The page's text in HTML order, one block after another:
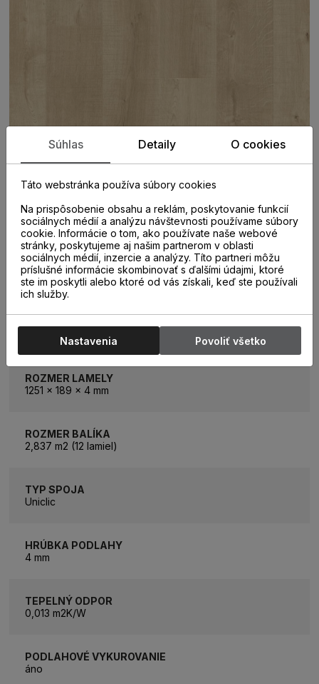
PARAMETRE
Vinylová podlaha
ROZMER LAMELY
1251 x 189 x 4 mm
ROZMER BALÍKA
2,837 m2 (12 lamiel)
TYP SPOJA
Uniclic
HRÚBKA PODLAHY
4 mm
TEPELNÝ ODPOR
0,013 m2K/W
PODLAHOVÉ VYKUROVANIE
áno
Súhlas Detaily O cookies
Táto webstránka používa súbory cookies
Na prispôsobenie obsahu a reklám, poskytovanie funkcií
sociálnych médií a analýzu návštevnosti používame súbory
cookie. Informácie o tom, ako používate naše webové
stránky, poskytujeme aj našim partnerom v oblasti
sociálnych médií, inzercie a analýzy. Títo partneri môžu
príslušné informácie skombinovať s ďalšími údajmi, ktoré
ste im poskytli alebo ktoré od vás získali, keď ste používali
ich služby.
Nastavenia Povoliť všetko